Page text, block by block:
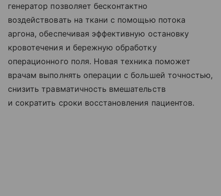
генератор позволяет бесконтактно
воздействовать на ткани с помощью потока
аргона, обеспечивая эффективную остановку
кровотечения и бережную обработку
операционного поля. Новая техника поможет
врачам выполнять операции с большей точностью,
снизить травматичность вмешательств
и сократить сроки восстановления пациентов.